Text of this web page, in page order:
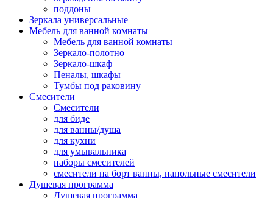
поддоны
Зеркала универсальные
Мебель для ванной комнаты
Мебель для ванной комнаты
Зеркало-полотно
Зеркало-шкаф
Пеналы, шкафы
Тумбы под раковину
Смесители
Смесители
для биде
для ванны/душа
для кухни
для умывальника
наборы смесителей
смесители на борт ванны, напольные смесители
Душевая программа
Душевая программа